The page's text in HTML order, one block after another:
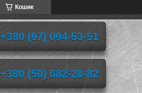
Кошик
+380 (97) 094-53-51
+380 (50) 682-28-82